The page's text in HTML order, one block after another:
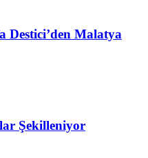
Destici’den Malatya
Şekilleniyor